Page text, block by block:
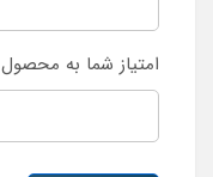
امتیاز شما به محصول